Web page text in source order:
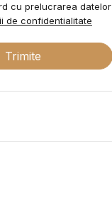
cu prelucrarea datelor
de confidentialitate